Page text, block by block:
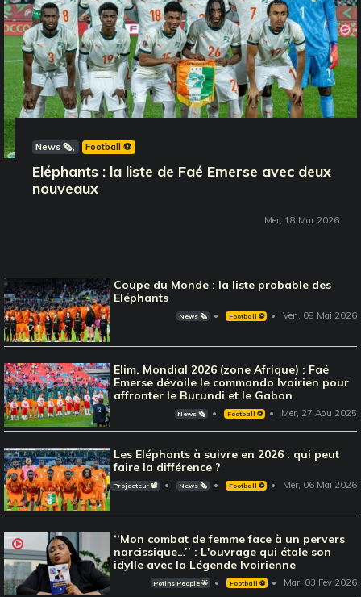
News 🗞️ Football ⚽️
Eléphants : la liste de Faé Emerse avec deux
nouveaux
Mer, 18 Mar 2026
Coupe du Monde : la liste probable des
Eléphants
News 🗞️ Football ⚽️ Ven, 08 Mai 2026
Elim. Mondial 2026 (zone Afrique) : Faé
Emerse dévoile le commando Ivoirien pour
affronter le Burundi et le Gabon
News 🗞️ Football ⚽️ Mer, 27 Aou 2025
Les Eléphants à suivre en 2026 : qui peut
faire la différence ?
Projecteur 📽️ News 🗞️ Football ⚽️ Mer, 06 Mai 2026
‘‘Mon combat de femme face à un pervers
narcissique…’’ : L'ouvrage qui étale son
idylle avec la Légende Ivoirienne
Potins People 🌟 Football ⚽️ Mar, 03 Fev 2026